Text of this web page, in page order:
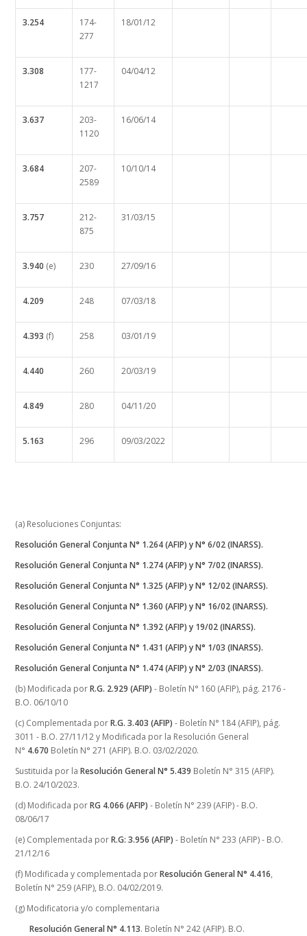
3.254
174-
277
18/01/12
3.308
177-
1217
04/04/12
3.637
203-
1120
16/06/14
3.684
207-
2589
10/10/14
3.757
212-
875
31/03/15
3.940 (e) 230 27/09/16
4.209 248 07/03/18
4.393 (f) 258 03/01/19
4.440 260 20/03/19
4.849 280 04/11/20
5.163 296 09/03/2022
(a) Resoluciones Conjuntas:
Resolución General Conjunta N° 1.264 (AFIP) y N° 6/02 (INARSS).
Resolución General Conjunta N° 1.274 (AFIP) y N° 7/02 (INARSS).
Resolución General Conjunta N° 1.325 (AFIP) y N° 12/02 (INARSS).
Resolución General Conjunta N° 1.360 (AFIP) y N° 16/02 (INARSS).
Resolución General Conjunta N° 1.392 (AFIP) y 19/02 (INARSS).
Resolución General Conjunta N° 1.431 (AFIP) y N° 1/03 (INARSS).
Resolución General Conjunta N° 1.474 (AFIP) y N° 2/03 (INARSS).
(b) Modificada porR.G. 2.929 (AFIP) - Boletín N° 160 (AFIP), pág. 2176 -
B.O. 06/10/10
(c) Complementada porR.G. 3.403 (AFIP) - Boletín N° 184 (AFIP), pág.
3011 - B.O. 27/11/12 y Modificada por la Resolución General
N° 4.670 Boletín N° 271 (AFIP). B.O. 03/02/2020.
Sustituida por laResolución General N° 5.439 Boletín N° 315 (AFIP).
B.O. 24/10/2023.
(d) Modificada porRG 4.066 (AFIP) - Boletín N° 239 (AFIP) - B.O.
08/06/17
(e) Complementada porR.G: 3.956 (AFIP) - Boletín N° 233 (AFIP) - B.O.
21/12/16
(f) Modificada y complementada porResolución General N° 4.416,
Boletín N° 259 (AFIP), B.O. 04/02/2019.
(g) Modificatoria y/o complementaria
Resolución General N° 4.113. Boletín N° 242 (AFIP). B.O.